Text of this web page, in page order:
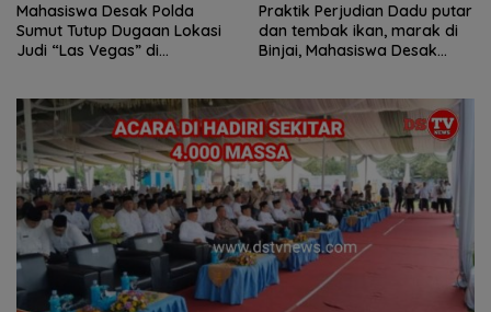
Mahasiswa Desak Polda
Sumut Tutup Dugaan Lokasi
Judi “Las Vegas” di
Praktik Perjudian Dadu putar
dan tembak ikan, marak di
Binjai, Mahasiswa Desak